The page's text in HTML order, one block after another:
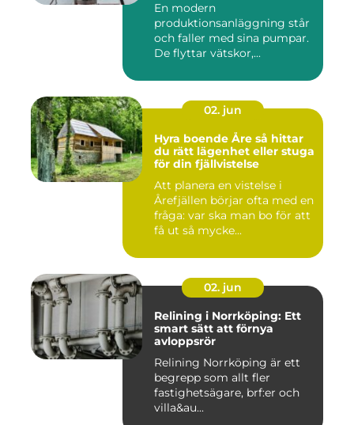
En modern
produktionsanläggning står
och faller med sina pumpar.
De flyttar vätskor,...
02. jun
Hyra boende Åre så hittar
du rätt lägenhet eller stuga
för din fjällvistelse
Att planera en vistelse i
Årefjällen börjar ofta med en
fråga: var ska man bo för att
få ut så mycke...
02. jun
Relining i Norrköping: Ett
smart sätt att förnya
avloppsrör
Relining Norrköping är ett
begrepp som allt fler
fastighetsägare, brf:er och
villa&au...